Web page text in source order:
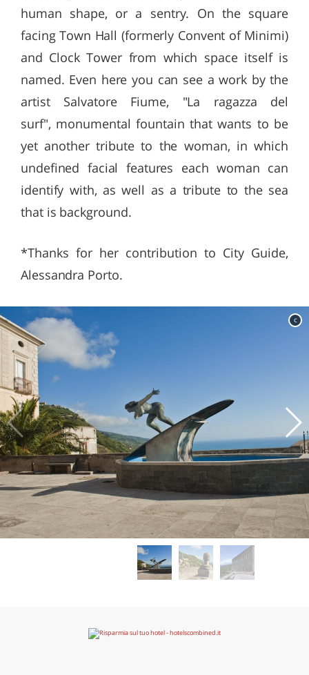
human shape, or a sentry. On the square
facing Town Hall (formerly Convent of Minimi)
and Clock Tower from which space itself is
named. Even here you can see a work by the
artist Salvatore Fiume, "La ragazza del
surf", monumental fountain that wants to be
yet another tribute to the woman, in which
undefined facial features each woman can
identify with, as well as a tribute to the sea
that is background.
*Thanks for her contribution to City Guide,
Alessandra Porto.
c